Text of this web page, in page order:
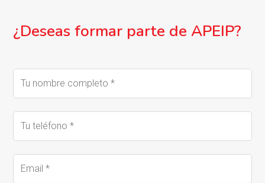
¿Deseas formar parte de APEIP?